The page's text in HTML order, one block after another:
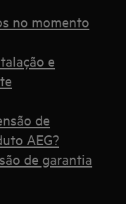
no momento
e
de
AEG?
de garantia